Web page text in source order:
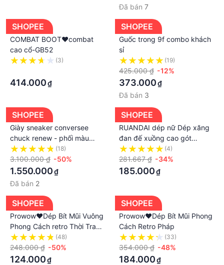
Đã bán 7
SHOPEE
COMBAT BOOT❤️combat
cao cổ-GB52
(3)
414.000₫
SHOPEE
Guốc trong 9f combo khách
sỉ
(19)
425.000 ₫ -12%
373.000₫
Đã bán 3
SHOPEE
Giày sneaker conversee
chuck renew - phối màu
cream white cực đẹp- sản
phẩm TOP 1 thịnh hành
2020
(18)
3.100.000 ₫ -50%
1.550.000₫
Đã bán 2
SHOPEE
RUANDAI dép nữ Dép xăng
đan đế xuồng cao gót
sandal nữ 2023 thời trang
Stylish Thoải mái Chất lượng
cao Korean Style X0101480
(4)
281.667 ₫ -34%
185.000₫
SHOPEE
Prowow❤Dép Bít Mũi Vuông
Phong Cách retro Thời Trang
Cho Nữ
(48)
248.000 ₫ -50%
124.000₫
SHOPEE
Prowow❤Dép Bít Mũi Phong
Cách Retro Pháp
(33)
354.000 ₫ -48%
184.000₫